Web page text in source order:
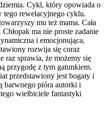
Cykl, który opowiada o
tego rewelacyjnego cyklu.
mu też mama. Cała
ma nie proste zadanie
i emocjonująca,
rozwija się coraz
raz sprawia, że możemy się
przygodę z tym gatunkiem.
przedstawiony jest bogaty i
barwnego pióra autorki i
wielbiciele fantastyki